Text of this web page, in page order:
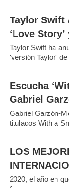
Taylor Swift
‘Love
Taylor Swift ha
'versión Taylor'
Escucha
Gabriel
Gabriel Garzón-
titulados With a
LOS
2020, el año en